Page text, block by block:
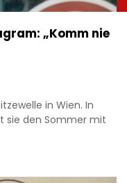
„Komm nie
in Wien. In
sie den Sommer mit